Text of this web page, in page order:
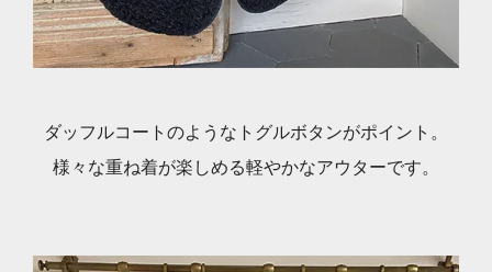
ダッフルコートのようなトグルボタンがポイント。
様々な重ね着が楽しめる軽やかなアウターです。